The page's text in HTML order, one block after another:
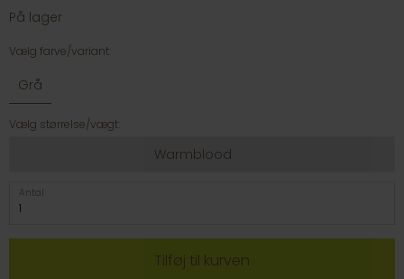
På lager
Vælg farve/variant:
Grå
Vælg størrelse/vægt:
Warmblood
Antal